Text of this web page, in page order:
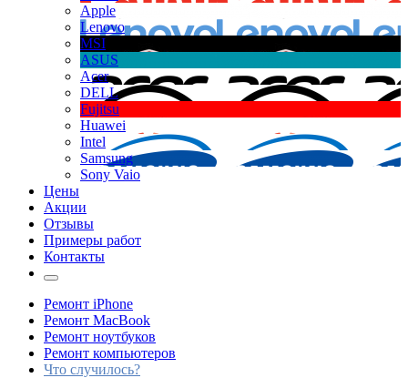
Apple
Lenovo
MSI
ASUS
Acer
DELL
Fujitsu
Huawei
Intel
Samsung
Sony Vaio
Цены
Акции
Отзывы
Примеры работ
Контакты
Ремонт iPhone
Ремонт MacBook
Ремонт ноутбуков
Ремонт компьютеров
Что случилось?